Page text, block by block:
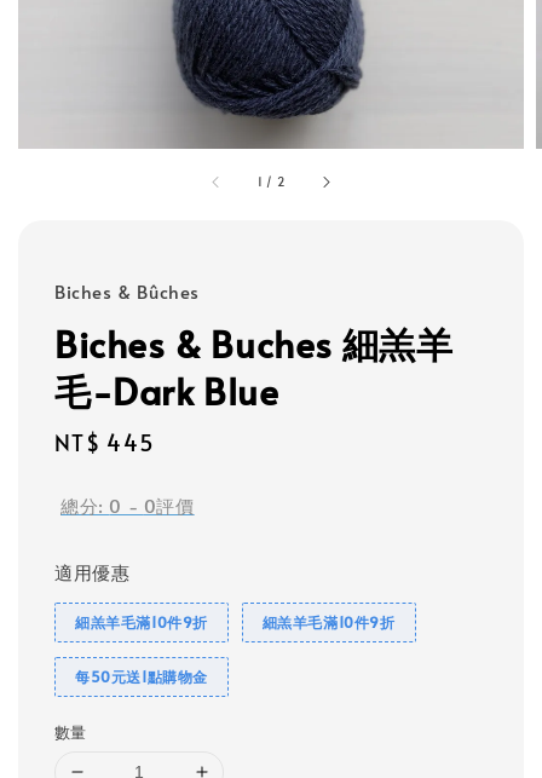
1 / 2
Biches & Bûches
Biches & Buches 細羔羊
毛-Dark Blue
Regular
NT$ 445
總分: 0 - 0評價
適用優惠
細羔羊毛滿10件9折 細羔羊毛滿10件9折
每50元送1點購物金
數量